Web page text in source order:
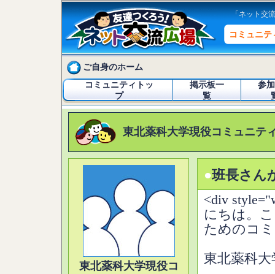
「ネット交
コミュニテ
ご自身のホーム
コミュニティトッ
プ
掲示板一
覧
参
東北薬科大学現役コミュニテ
東北薬科大学現役コ
●班長さん
<div
にちは。
ためのコ
東北薬科